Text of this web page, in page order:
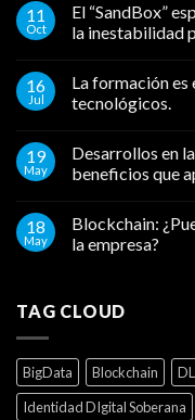
11
Oct
El “SandBox”
la inestabilidad
16
Jul
La formación es
tecnológicos.
19
May
Desarrollos en
beneficios que
18
May
Blockchain:
la empresa?
TAG CLOUD
BigData Blockchain
Identidad DIgital Soberana